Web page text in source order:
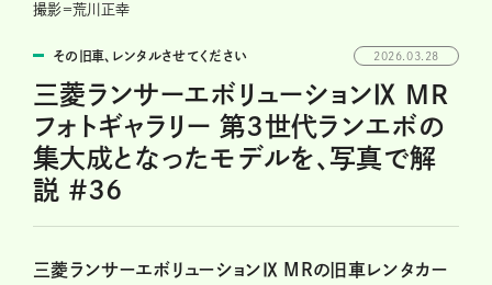
撮影＝荒川正幸
その旧車、レンタルさせてください 2026.03.28
三菱ランサーエボリューションⅨ MR
フォトギャラリー 第3世代ランエボの
集大成となったモデルを、写真で解
説 ＃36
三菱ランサーエボリューションⅨ MRの旧車レンタカー